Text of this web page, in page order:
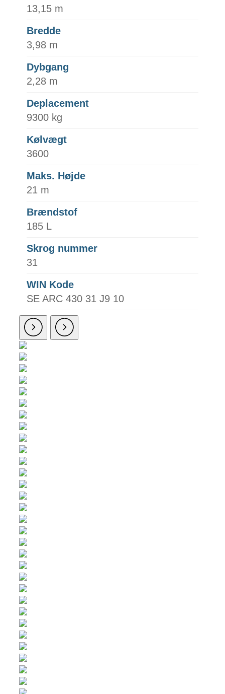
13,15 m
Bredde
3,98 m
Dybgang
2,28 m
Deplacement
9300 kg
Kølvægt
3600
Maks. Højde
21 m
Brændstof
185 L
Skrog nummer
31
WIN Kode
SE ARC 430 31 J9 10